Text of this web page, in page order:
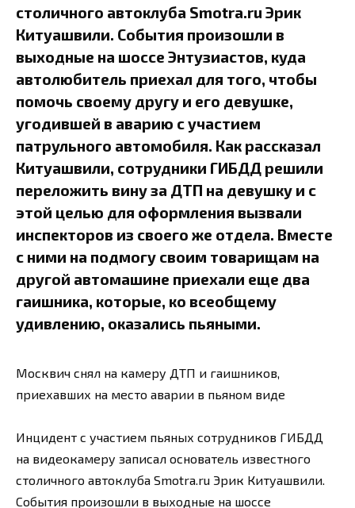
столичного автоклуба Smotra.ru Эрик
Китуашвили. События произошли в
выходные на шоссе Энтузиастов, куда
автолюбитель приехал для того, чтобы
помочь своему другу и его девушке,
угодившей в аварию с участием
патрульного автомобиля. Как рассказал
Китуашвили, сотрудники ГИБДД решили
переложить вину за ДТП на девушку и с
этой целью для оформления вызвали
инспекторов из своего же отдела. Вместе
с ними на подмогу своим товарищам на
другой автомашине приехали еще два
гаишника, которые, ко всеобщему
удивлению, оказались пьяными.
Москвич снял на камеру ДТП и гаишников,
приехавших на место аварии в пьяном виде
Инцидент с участием пьяных сотрудников ГИБДД
на видеокамеру записал основатель известного
столичного автоклуба Smotra.ru Эрик Китуашвили.
События произошли в выходные на шоссе